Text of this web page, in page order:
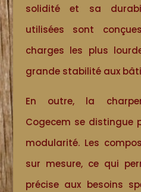
solidité et sa
utilisées sont
charges les plus
grande stabilité aux
En outre, la
Cogecem se distingue
modularité. Les
sur mesure, ce qui
précise aux besoins